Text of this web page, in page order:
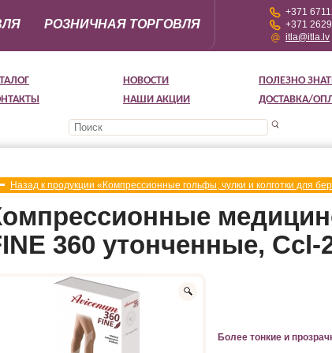
НОВОСТИ
ПОЛЕЗНО
НАШИ АКЦИИ ДОСТАВКА/
РОЗНИЧНАЯ ТОРГОВЛЯ
+371
+371
itla@itla.lv
Назад к продукции «Компрессионные гольфы, чулки и колготки для
360 утонченные, Ccl-
Более тонкие и